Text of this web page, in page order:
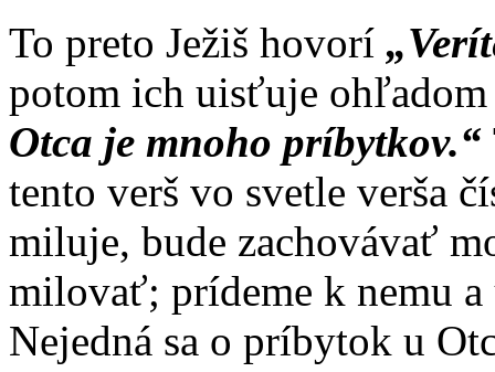
To preto Ježiš hovorí
potom ich uisťuje
Otca je mnoho príbytkov.“
tento verš vo svetle verša
miluje, bude zachovávať
milovať; prídeme k nemu
Nejedná sa o príbytok u